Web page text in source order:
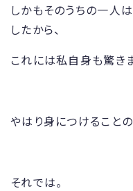
しかもそのうちの一人
したから、
これには私自身も驚き
やはり身につけること
それでは。